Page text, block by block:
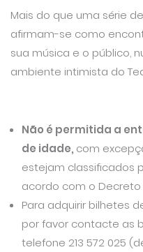
Mais do que uma série
afirmam-se como
sua música e o público,
ambiente intimista do
Não é permitida a
de idade, com
estejam classificados
acordo com o Decreto
Para adquirir bilhetes
por favor contacte as
telefone 213 572 025